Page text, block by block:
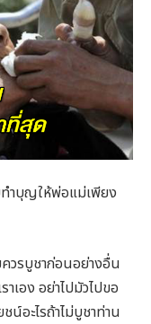
ทำบุญให้พ่อแม่เพียง
วรบูชาก่อนอย่างอื่น
เอง อย่าไปมัวไปขอ
น์อะไรถ้าไม่บูชาท่าน